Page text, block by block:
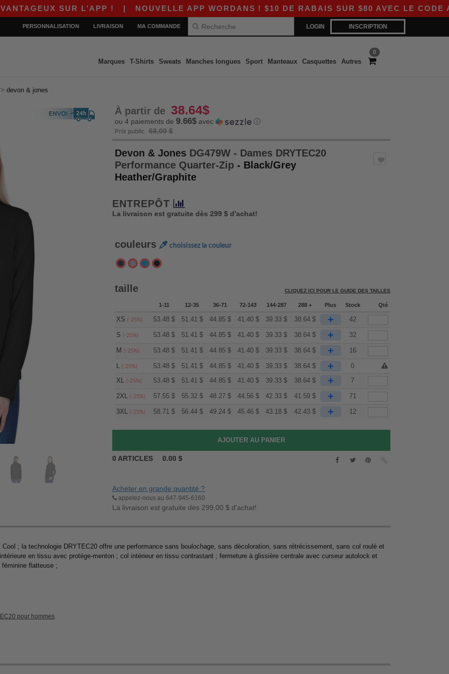
SUR L’APP ! |NOUVELLE APP WORDANS ! $10 DE RABAIS SUR $80 AVEC LE CODE APP10
LOGIN INSCRIPTION
PERSONNALISATION LIVRAISON MA COMMANDE
0
Marques T-Shirts Sweats Manches longues Sport Manteaux Casquettes Autres
> devon & jones
À partir de 38.64$
ou 4 paiements de 9.66$ avec ⓘ
Prix public 68,00 $
Devon & Jones DG479W - Dames DRYTEC20
Performance Quarter-Zip - Black/Grey
Heather/Graphite
ENTREPÔT
La livraison est gratuite dès 299 $ d'achat!
couleurs choisissez la couleur
taille CLIQUEZ ICI POUR LE GUIDE DES TAILLES
1-11 12-35 36-71 72-143 144-287 288 + Plus Stock Qté
XS (-25%) 53.48 $ 51.41 $ 44.85 $ 41.40 $ 39.33 $ 38.64 $ + 42
S (-25%) 53.48 $ 51.41 $ 44.85 $ 41.40 $ 39.33 $ 38.64 $ + 32
M (-25%) 53.48 $ 51.41 $ 44.85 $ 41.40 $ 39.33 $ 38.64 $ + 16
L (-25%) 53.48 $ 51.41 $ 44.85 $ 41.40 $ 39.33 $ 38.64 $ +
0
XL (-25%) 53.48 $ 51.41 $ 44.85 $ 41.40 $ 39.33 $ 38.64 $ + 7
2XL (-25%) 57.55 $ 55.32 $ 48.27 $ 44.56 $ 42.33 $ 41.59 $ + 71
3XL (-25%) 58.71 $ 56.44 $ 49.24 $ 45.46 $ 43.18 $ 42.43 $ + 12
0 ARTICLES 0.00 $
Acheter en grande quantité ?
appelez-nous au 647-945-6160
La livraison est gratuite dès 299,00 $ d'achat!
; la technologie DRYTEC20 offre une performance sans boulochage, sans décoloration, sans rétrécissement, sans col roulé et
en tissu avec protège-menton ; col intérieur en tissu contrastant ; fermeture à glissière centrale avec curseur autolock et
flatteuse ;
pour hommes